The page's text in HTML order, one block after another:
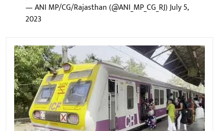
— ANI MP/CG/Rajasthan (@ANI_MP_CG_RJ)July 5,
2023